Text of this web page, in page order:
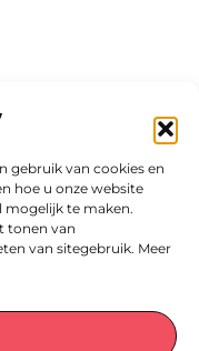
gebruik van cookies en
hoe u onze website
te maken.
tonen van
van sitegebruik. Meer